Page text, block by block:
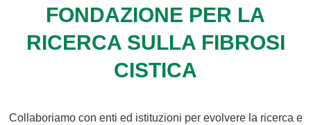
FONDAZIONE PER LA
RICERCA SULLA FIBROSI
CISTICA
Collaboriamo con enti ed istituzioni per evolvere la ricerca e